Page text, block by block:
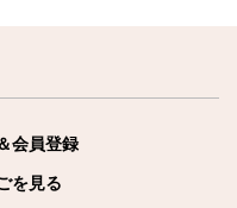
会員登録
を見る